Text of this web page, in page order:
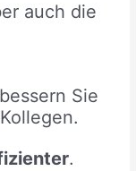
auch die
Sie
.